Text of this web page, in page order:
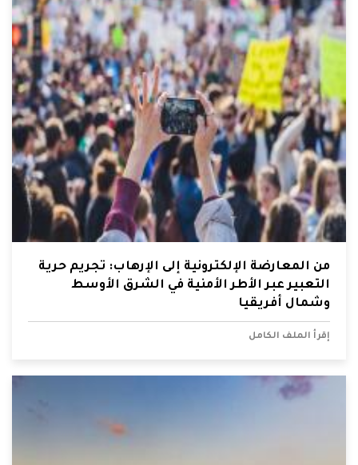
من المعارضة الإلكترونية إلى الإرهاب: تجريم حرية
التعبير عبر الأطر الأمنية في الشرق الأوسط
وشمال أفريقيا
إقرأ الملف الكامل